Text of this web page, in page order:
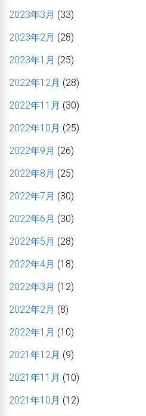
2023年3月 (33)
2023年2月 (28)
2023年1月 (25)
2022年12月 (28)
2022年11月 (30)
2022年10月 (25)
2022年9月 (26)
2022年8月 (25)
2022年7月 (30)
2022年6月 (30)
2022年5月 (28)
2022年4月 (18)
2022年3月 (12)
2022年2月 (8)
2022年1月 (10)
2021年12月 (9)
2021年11月 (10)
2021年10月 (12)